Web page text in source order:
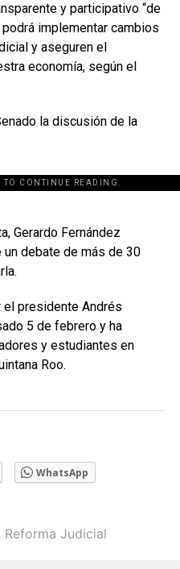
y participativo “de
implementar cambios
y aseguren el
economía, según el
la discusión de la
TO CONTINUE READING.
Gerardo Fernández
un debate de más de 30
el presidente Andrés
5 de febrero y ha
y estudiantes en
Roo.
WhatsApp
Reforma Judicial